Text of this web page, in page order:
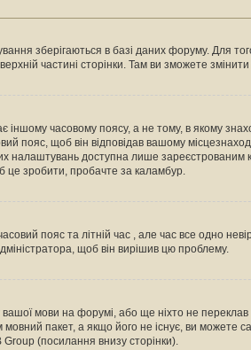
зберігаються в базі даних форуму. Для
частині сторінки. Там ви зможете
іншому часовому поясу, а не тому, в якому
пояс, щоб він відповідав вашому
налаштувань доступна лише
це зробити, пробачте за каламбур.
пояс та літній час , але час все одно
щоб він вирішив цю проблему.
вашої мови на форумі, або ще ніхто не
пакет, а якщо його не існує, ви можете
(посилання внизу сторінки).